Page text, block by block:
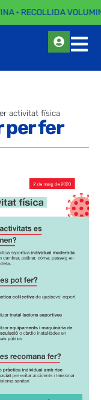
· RECOLLIDA
activitat física
per fer